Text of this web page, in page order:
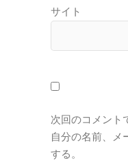
サイト
次回のコメント
自分の名前、メ
する。